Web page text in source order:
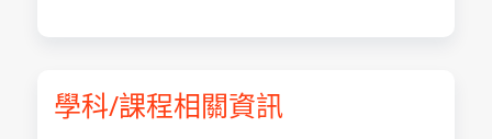
學科/課程相關資訊